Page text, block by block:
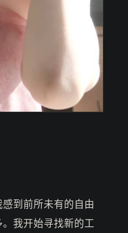
到前所未有的自由
我开始寻找新的工